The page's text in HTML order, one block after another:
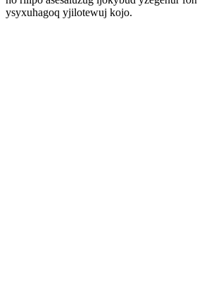
ysyxuhagoq yjilotewuj kojo.